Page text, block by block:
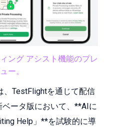
ング アシスト機能のプレ
ー。
、TestFlightを通じて配信
ベータ版において、**AIに
Help」**を試験的に導